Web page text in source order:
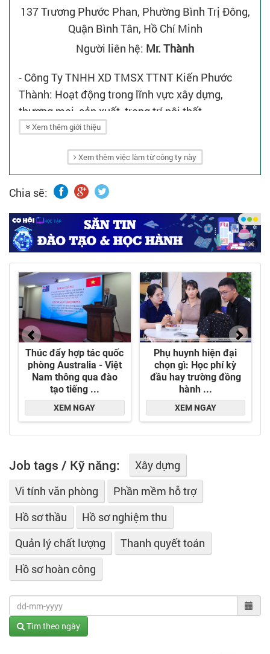
137 Trương Phước Phan, Phường Bình Trị Đông,
Quận Bình Tân, Hồ Chí Minh
Người liên hệ: Mr. Thành
- Công Ty TNHH XD TMSX TTNT Kiến Phước
Thành: Hoạt động trong lĩnh vực xây dựng,
thương mại, sản xuất, trang trí nội thất.
Xem thêm giới thiệu
Xem thêm việc làm từ công ty này
Chia sẽ:
Job tags / Kỹ năng:
Xây dựng
Vi tính văn phòng
Phần mềm hỗ trợ
Hồ sơ thầu
Hồ sơ nghiệm thu
Quản lý chất lượng
Thanh quyết toán
Hồ sơ hoàn công
Tìm theo ngày